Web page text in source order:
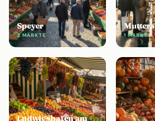
Speyer
2 MÄRKTE 1 MARKT
Ludwigshafen am